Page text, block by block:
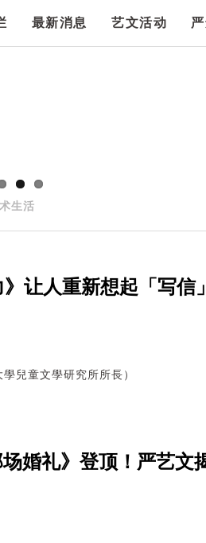
最新消息 艺文活动
生活
让人重新想起「写
兒童文學研究所所長）
婚礼》登顶！严艺文